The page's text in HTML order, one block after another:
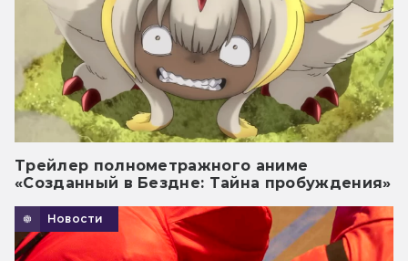
Трейлер полнометражного аниме
«Созданный в Бездне: Тайна пробуждения»
Новости